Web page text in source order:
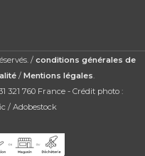
/ conditions générales de
/ Mentions légales
321 760 France - Crédit photo :
/ Adobestock